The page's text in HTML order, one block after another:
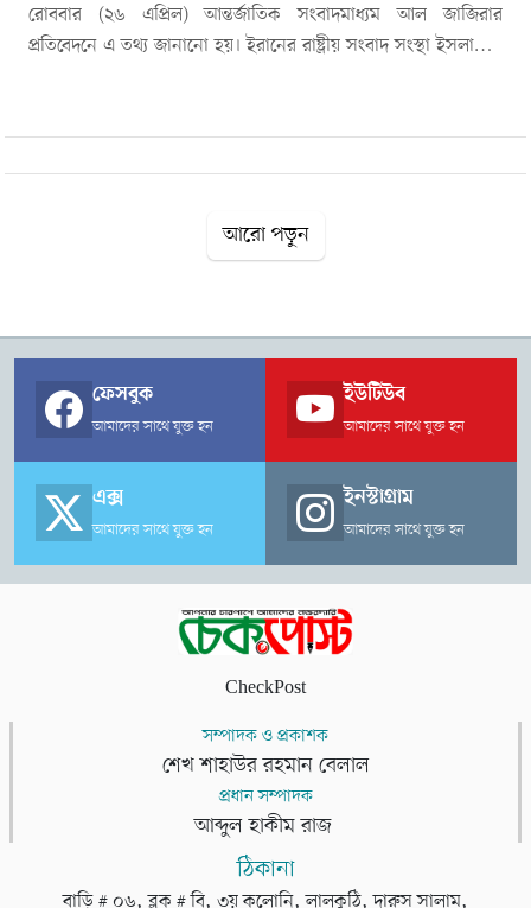
রোববার (২৬ এপ্রিল) আন্তর্জাতিক সংবাদমাধ্যম আল জাজিরার
প্রতিবেদনে এ তথ্য জানানো হয়। ইরানের রাষ্ট্রীয় সংবাদ সংস্থা ইসলামিক
এবং কূটনৈতিক উদ্যোগ নিয়ে মতবিনিময় হয়।অন্যদিকে তুরস্কের
পররাষ্ট্রমন্ত্রী Hakan Fidan–এর সঙ্গে ফোনালাপে ইরান ও যুক্তরাষ্ট্রের
বিস্তারিত তথ্য প্রকাশ করা হয়নি।তুরস্কের রাষ্ট্রীয় সংবাদ সংস্থা আনাদোলু
এজেন্সি জানিয়েছে, ফিদান একই ইস্যুতে পাকিস্তানের পররাষ্ট্রমন্ত্রী ইসহাক
ইঙ্গিত দিচ্ছে। ধারণা করা হচ্ছে, আঞ্চলিক স্থিতিশীলতা বজায় রাখা এবং
বড় শক্তিগুলোর সঙ্গে সম্পর্ক পুনর্গঠনের বিষয়েই এসব আলোচনা
কেন্দ্রীভূত।
আরো পড়ুন
ফেসবুক
আমাদের সাথে যুক্ত হন
ইউটিউব
আমাদের সাথে যুক্ত হন
এক্স
আমাদের সাথে যুক্ত হন
ইনস্টাগ্রাম
আমাদের সাথে যুক্ত হন
CheckPost
সম্পাদক ও প্রকাশক
শেখ শাহাউর রহমান বেলাল
প্রধান সম্পাদক
আব্দুল হাকীম রাজ
ঠিকানা
বাড়ি # ০৬, ব্লক # বি, ৩য় কলোনি, লালকুঠি, দারুস সালাম,